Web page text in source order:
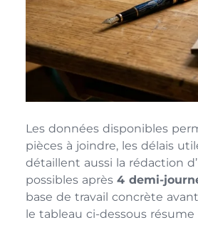
Les données disponibles
pièces à joindre, les délais
détaillent aussi la rédaction
possibles après4 demi-
base de travail concrète
le tableau ci-dessous